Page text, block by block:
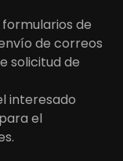
de
de correos
solicitud de
interesado
el